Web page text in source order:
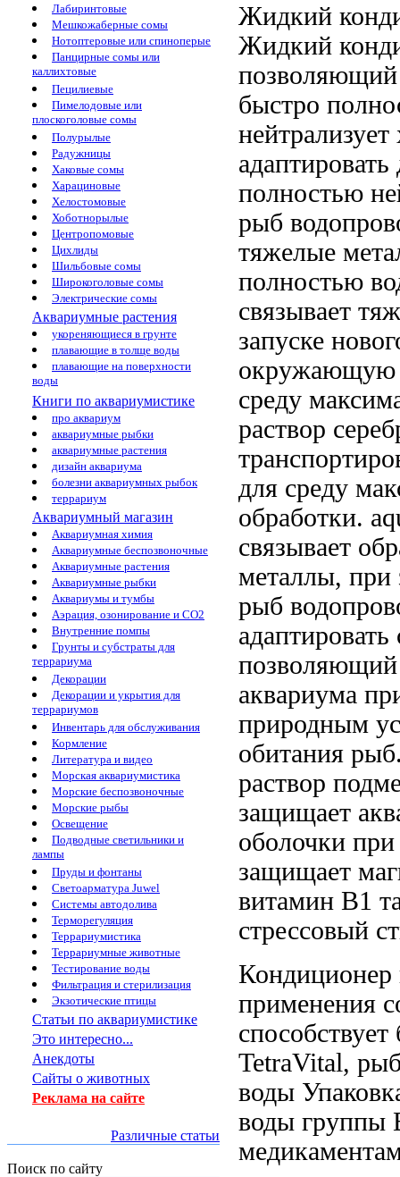
Лабиринтовые
Мешкожаберные сомы
Нотоптеровые или спиноперые
Панцирные сомы или
каллихтовые
Пецилиевые
Пимелодовые или
плоскоголовые сомы
Полурылые
Радужницы
Хаковые сомы
Харациновые
Хелостомовые
Хоботнорылые
Центропомовые
Цихлиды
Шильбовые сомы
Широкоголовые сомы
Электрические сомы
Аквариумные растения
укореняющиеся в грунте
плавающие в толще воды
плавающие на поверхности
воды
Книги по аквариумистике
про аквариум
аквариумные рыбки
аквариумные растения
дизайн аквариума
болезни аквариумных рыбок
террариум
Аквариумный магазин
Аквариумная химия
Аквариумные беспозвоночные
Аквариумные растения
Аквариумные рыбки
Аквариумы и тумбы
Аэрация, озонирование и CO2
Внутренние помпы
Грунты и субстраты для
террариума
Декорации
Декорации и укрытия для
террариумов
Инвентарь для обслуживания
Кормление
Литература и видео
Морская аквариумистика
Морские беспозвоночные
Морские рыбы
Освещение
Подводные светильники и
лампы
Пруды и фонтаны
Светоарматура Juwel
Системы автодолива
Терморегуляция
Террариумистика
Террариумные животные
Тестирование воды
Фильтрация и стерилизация
Экзотические птицы
Статьи по аквариумистике
Это интересно...
Анекдоты
Сайты о животных
Реклама на сайте
Различные статьи
Поиск по сайту
Жидкий
Жидкий
позволяющий
быстро
нейтрализует
полностью
рыб
тяжелые
полностью
связывает
запуске
окружающую
среду
раствор
для среду
обработки.
связывает
металлы, при
рыб
адаптировать
аквариума
природным
обитания
раствор
защищает
оболочки при
защищает
витамин В1
стрессовый
Кондиционер
применения
TetraVital,
воды
воды